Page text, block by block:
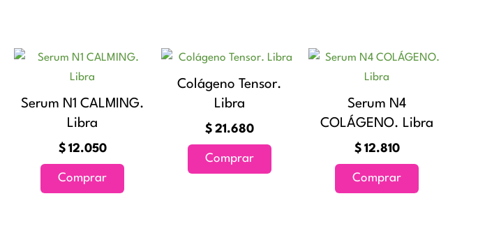
Serum N1 CALMING.
Libra
$ 12.050
Comprar
Colágeno Tensor.
Libra
$ 21.680
Comprar
Serum N4
COLÁGENO. Libra
$ 12.810
Comprar